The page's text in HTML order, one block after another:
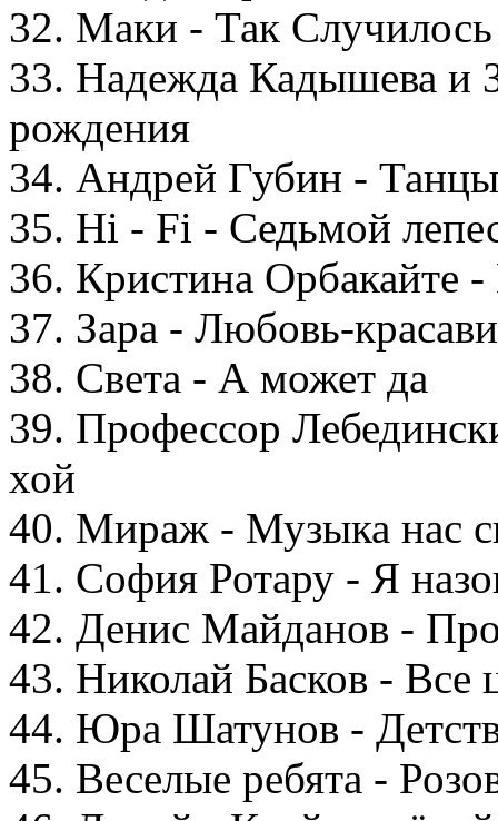
32. Маки - Так Случилось
33. Надежда Кадышева и
рождения
34. Андрей Губин - Танцы
35. Hi - Fi - Седьмой
36. Кристина Орбакайте
37. Зара - Любовь-
38. Света - А может да
39. Профессор
хой
40. Мираж - Музыка нас
41. София Ротару - Я
42. Денис Майданов -
43. Николай Басков - Все
44. Юра Шатунов -
45. Веселые ребята -